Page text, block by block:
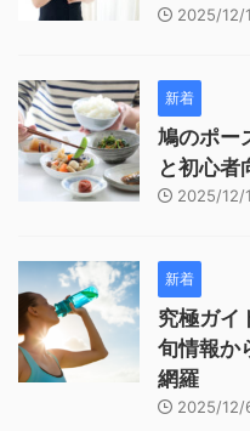
2025/12/
新着
鳩のポー
と初心者
2025/12/
新着
究極ガイ
旬情報か
網羅
2025/12/